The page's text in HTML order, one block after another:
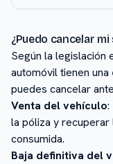
¿Puedo cancelar
Según la legislación
automóvil tienen una
puedes cancelar
Venta del vehículo:
la póliza y
consumida.
Baja definitiva del